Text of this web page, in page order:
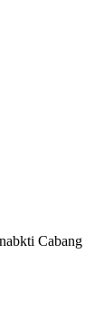
Cabang